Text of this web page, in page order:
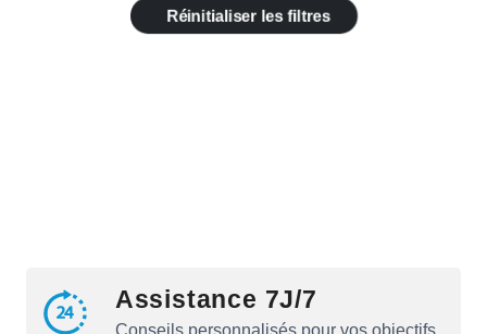
Réinitialiser les filtres
Assistance 7J/7